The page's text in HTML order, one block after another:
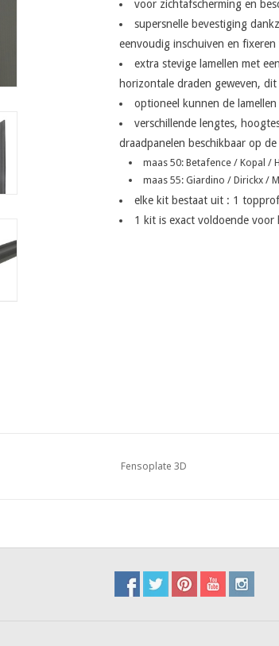
voor zichtafscherming en
supersnelle bevestiging
eenvoudig inschuiven en fixeren
extra stevige lamellen met
horizontale draden geweven,
optioneel kunnen de
verschillende lengtes,
draadpanelen beschikbaar op
maas 50: Betafence / Kopal /
maas 55: Giardino / Dirickx /
elke kit bestaat uit : 1
1 kit is exact voldoende voor
Fensoplate 3D